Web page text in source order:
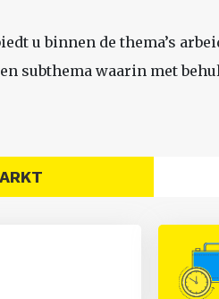
u binnen de thema’s
subthema waarin met